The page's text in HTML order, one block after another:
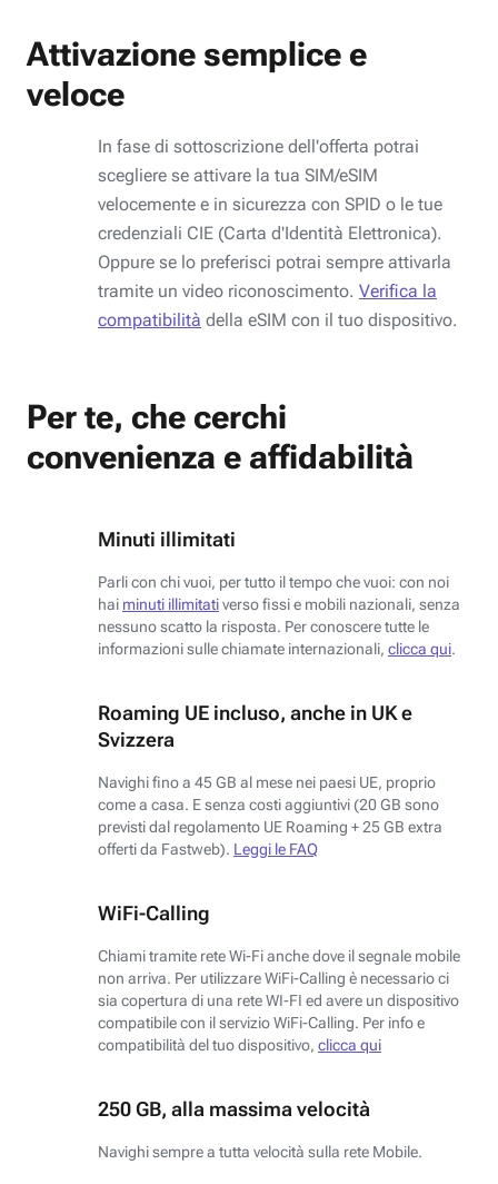
Attivazione semplice e
veloce
In fase di sottoscrizione dell'offerta potrai
scegliere se attivare la tua SIM/eSIM
velocemente e in sicurezza con SPID o le tue
credenziali CIE (Carta d'Identità Elettronica).
Oppure se lo preferisci potrai sempre attivarla
tramite un video riconoscimento. Verifica la
compatibilità della eSIM con il tuo dispositivo.
Per te, che cerchi
convenienza e affidabilità
Minuti illimitati
Parli con chi vuoi, per tutto il tempo che vuoi: con noi
hai minuti illimitativerso fissi e mobili nazionali, senza
nessuno scatto la risposta. Per conoscere tutte le
informazioni sulle chiamate internazionali, clicca qui.
Roaming UE incluso, anche in UK e
Svizzera
Navighi fino a 45 GB al mese nei paesi UE, proprio
come a casa. E senza costi aggiuntivi (20 GB sono
previsti dal regolamento UE Roaming + 25 GB extra
offerti da Fastweb). Leggi le FAQ
WiFi-Calling
Chiami tramite rete Wi-Fi anche dove il segnale mobile
non arriva. Per utilizzare WiFi-Calling è necessario ci
sia copertura di una rete WI-FI ed avere un dispositivo
compatibile con il servizio WiFi-Calling. Per info e
compatibilità del tuo dispositivo, clicca qui
250 GB, alla massima velocità
Navighi sempre a tutta velocità sulla rete Mobile.